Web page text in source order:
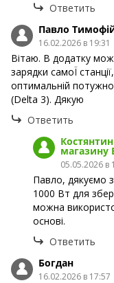
Ответить
Павло
16.02.2026 в 19:31
Вітаю. В додатку
зарядки самоЇ
оптимальній
(Delta 3). Дякую
Ответить
магазину
05.05.2026 в
Павло, дякуємо
1000 Вт для
можна
основі.
Ответить
Богдан
16.02.2026 в 17:57